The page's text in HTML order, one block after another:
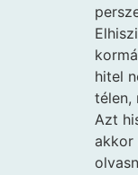
hitel
télen,
Azt
akkor